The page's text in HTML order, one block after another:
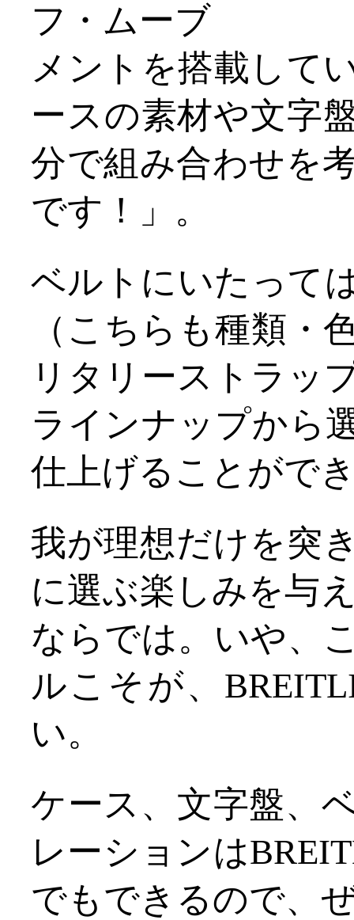
フ・ムーブ
メントを搭載して
ースの素材や文字
分で組み合わせを
です！」。
ベルトにいたって
（こちらも種類・
リタリーストラッ
ラインナップから
仕上げることがで
我が理想だけを突
に選ぶ楽しみを与
ならでは。いや、
ルこそが、
い。
ケース、文字盤、
レーションは
でもできるので、